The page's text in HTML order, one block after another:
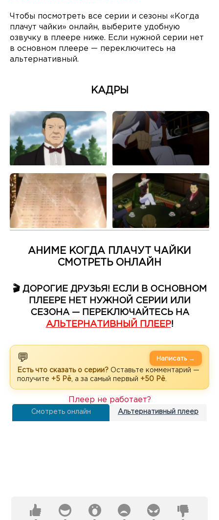
Чтобы посмотреть все серии и сезоны «Когда
плачут чайки» онлайн, выберите удобную
озвучку в плеере ниже. Если нужной серии нет
в основном плеере — переключитесь на
альтернативный.
КАДРЫ
АНИМЕ КОГДА ПЛАЧУТ ЧАЙКИ
СМОТРЕТЬ ОНЛАЙН
🎬 ДОРОГИЕ ДРУЗЬЯ! ЕСЛИ В ОСНОВНОМ
ПЛЕЕРЕ НЕТ НУЖНОЙ СЕРИИ ИЛИ
СЕЗОНА — ПЕРЕКЛЮЧАЙТЕСЬ НА
АЛЬТЕРНАТИВНЫЙ ПЛЕЕР!
💬
Есть что сказать о серии? Оставьте комментарий —
получите +5 Рё , а за самый первый +50 Рё
Написать →
Смотреть онлайн Альтернативный плеер
Плеер не работает?